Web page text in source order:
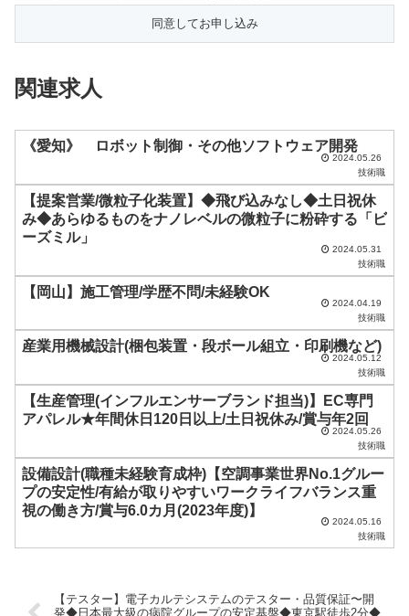
フ
ー
の
ま
て
さ
。
関連求人
《愛知》 ロボット制御・その他ソフトウェア開発
2024.05.26
技術職
【提案営業/微粒子化装置】◆飛び込みなし◆土日祝休
み◆あらゆるものをナノレベルの微粒子に粉砕する「ビ
ーズミル」
2024.05.31
技術職
【岡山】施工管理/学歴不問/未経験OK
2024.04.19
技術職
産業用機械設計(梱包装置・段ボール組立・印刷機など)
2024.05.12
技術職
【生産管理(インフルエンサーブランド担当)】EC専門
アパレル★年間休日120日以上/土日祝休み/賞与年2回
2024.05.26
技術職
設備設計(職種未経験育成枠)【空調事業世界No.1グルー
プの安定性/有給が取りやすいワークライフバランス重
視の働き方/賞与6.0カ月(2023年度)】
2024.05.16
技術職
【テスター】電⼦カルテシステムのテスター・品質保証〜開
発◆日本最大級の病院グループの安定基盤◆東京駅徒歩2分◆